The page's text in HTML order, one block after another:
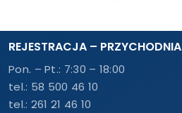
REJESTRACJA – PRZYCHODNIA
Pon. – Pt.: 7:30 – 18:00
tel.: 58 500 46 10
tel.: 261 21 46 10